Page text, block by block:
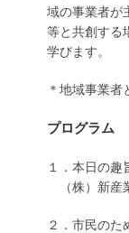
域の事業者が
等と共創する
学びます。
＊地域事業
プログラム
１．本日の趣
（株）新産
２．市民のた